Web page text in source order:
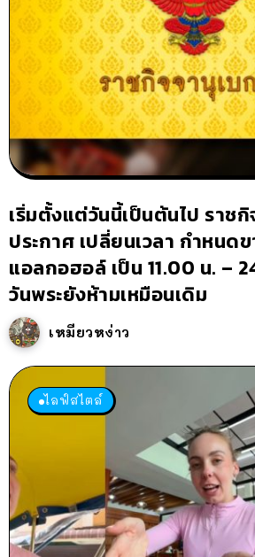
เริ่มตั้งแต่วันนี้เป็นต้นไป ราช
ประกาศ เปลี่ยนเวลา กำหนด
แอลกอฮอล์ เป็น 11.00 น. –
วันพระยังห้ามเหมือนเดิม
เหมียวหง่าว
ไลฟ์สไตล์